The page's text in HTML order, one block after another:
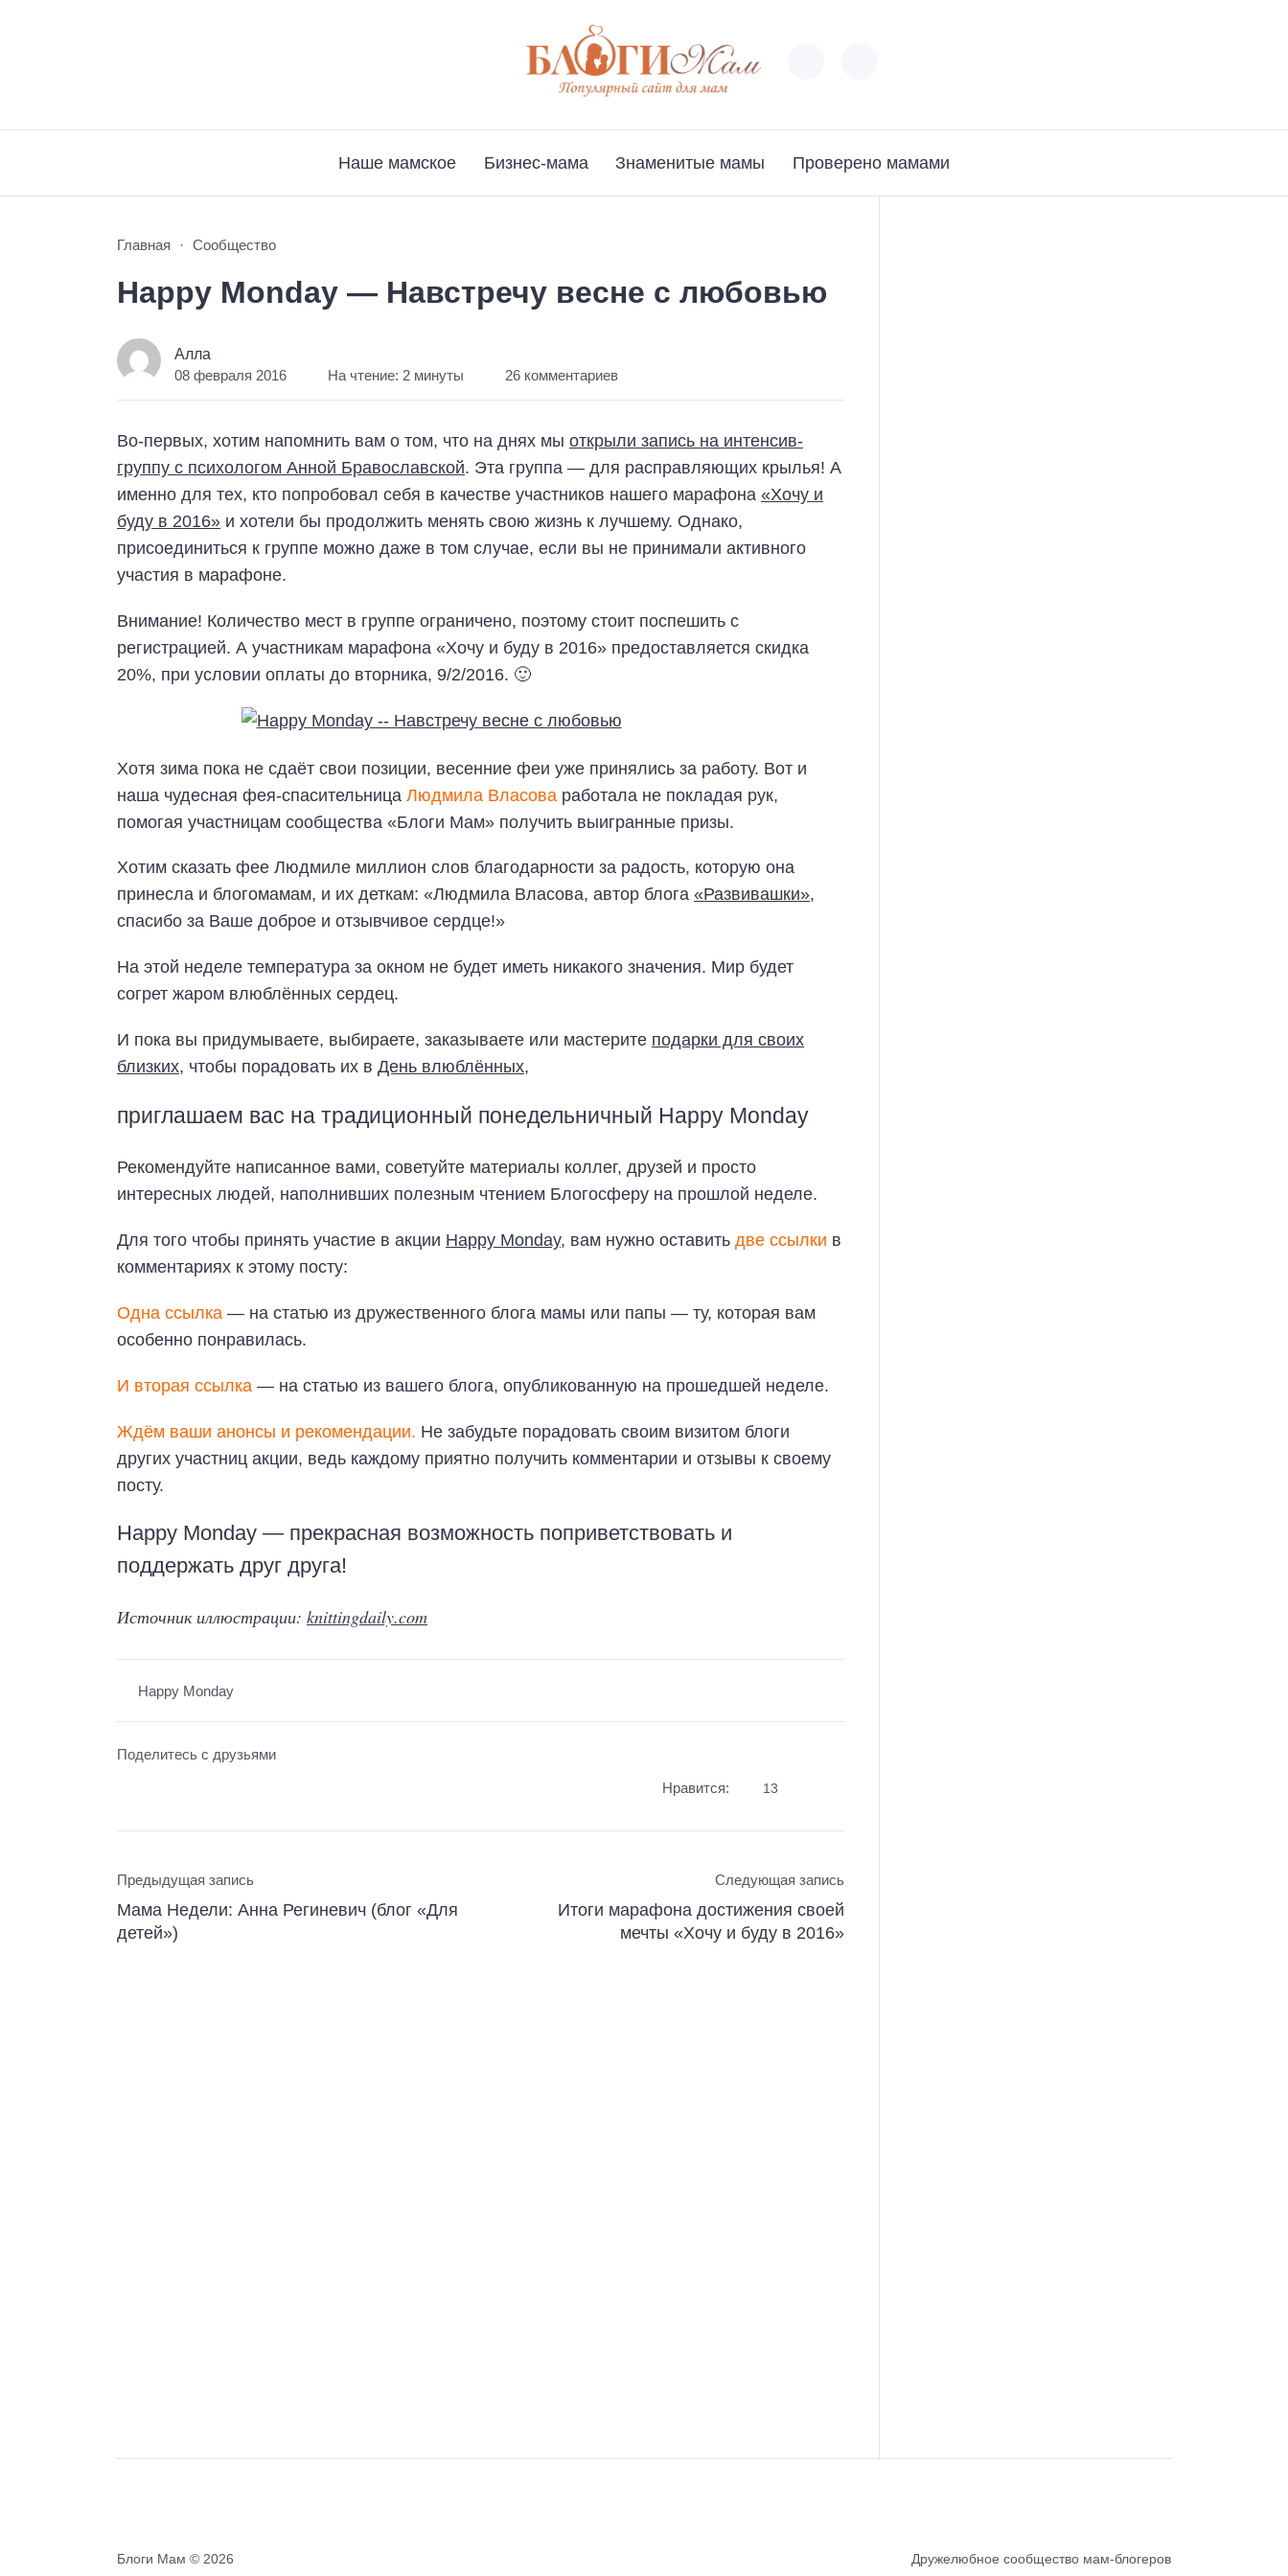
Наше мамское Бизнес-мама Знаменитые мамы Проверено мамами
Главная Сообщество
Happy Monday — Навстречу весне с любовью
Алла
08 февраля 2016 На чтение: 2 минуты 26 комментариев
Во-первых, хотим напомнить вам о том, что на днях мы открыли запись на интенсив-
группу с психологом Анной Бравославской. Эта группа — для расправляющих крылья! А
именно для тех, кто попробовал себя в качестве участников нашего марафона «Хочу и
буду в 2016» и хотели бы продолжить менять свою жизнь к лучшему. Однако,
присоединиться к группе можно даже в том случае, если вы не принимали активного
участия в марафоне.
Внимание! Количество мест в группе ограничено, поэтому стоит поспешить с
регистрацией. А участникам марафона «Хочу и буду в 2016» предоставляется скидка
20%, при условии оплаты до вторника, 9/2/2016. 🙂
Хотя зима пока не сдаёт свои позиции, весенние феи уже принялись за работу. Вот и
наша чудесная фея-спасительница Людмила Власова работала не покладая рук,
помогая участницам сообщества «Блоги Мам» получить выигранные призы.
Хотим сказать фее Людмиле миллион слов благодарности за радость, которую она
принесла и блогомамам, и их деткам: «Людмила Власова, автор блога «Развивашки»,
спасибо за Ваше доброе и отзывчивое сердце!»
На этой неделе температура за окном не будет иметь никакого значения. Мир будет
согрет жаром влюблённых сердец.
И пока вы придумываете, выбираете, заказываете или мастерите подарки для своих
близких, чтобы порадовать их в День влюблённых,
приглашаем вас на традиционный понедельничный Happy Monday
Рекомендуйте написанное вами, советуйте материалы коллег, друзей и просто
интересных людей, наполнивших полезным чтением Блогосферу на прошлой неделе.
Для того чтобы принять участие в акции Happy Monday, вам нужно оставить две ссылки в
комментариях к этому посту:
Одна ссылка — на статью из дружественного блога мамы или папы — ту, которая вам
особенно понравилась.
И вторая ссылка — на статью из вашего блога, опубликованную на прошедшей неделе.
Ждём ваши анонсы и рекомендации. Не забудьте порадовать своим визитом блоги
других участниц акции, ведь каждому приятно получить комментарии и отзывы к своему
посту.
Happy Monday — прекрасная возможность поприветствовать и
поддержать друг друга!
Источник иллюстрации: knittingdaily.com
Happy Monday
Поделитесь с друзьями
Нравится: 13
Предыдущая запись
Мама Недели: Анна Региневич (блог «Для
детей»)
Следующая запись
Итоги марафона достижения своей
мечты «Хочу и буду в 2016»
Блоги Мам © 2026 Дружелюбное сообщество мам-блогеров